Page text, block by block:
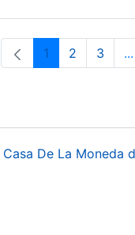
Page
1 Page
2 Page
3 ...
De La Moneda